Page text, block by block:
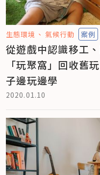
生態環境 氣候行動 案例
從遊戲中認識移工
「玩聚窩」回收舊
子邊玩邊學
2020.01.10